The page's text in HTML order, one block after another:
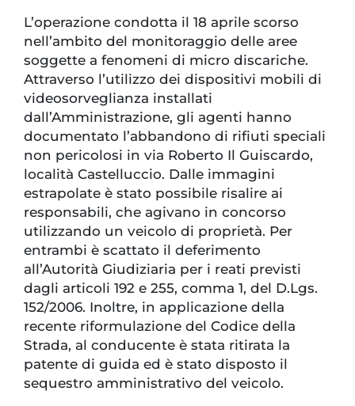
L’operazione condotta il 18 aprile scorso
nell’ambito del monitoraggio delle aree
soggette a fenomeni di micro discariche.
Attraverso l’utilizzo dei dispositivi mobili di
videosorveglianza installati
dall’Amministrazione, gli agenti hanno
documentato l’abbandono di rifiuti speciali
non pericolosi in via Roberto Il Guiscardo,
località Castelluccio. Dalle immagini
estrapolate è stato possibile risalire ai
responsabili, che agivano in concorso
utilizzando un veicolo di proprietà. Per
entrambi è scattato il deferimento
all’Autorità Giudiziaria per i reati previsti
dagli articoli 192 e 255, comma 1, del D.Lgs.
152/2006. Inoltre, in applicazione della
recente riformulazione del Codice della
Strada, al conducente è stata ritirata la
patente di guida ed è stato disposto il
sequestro amministrativo del veicolo.